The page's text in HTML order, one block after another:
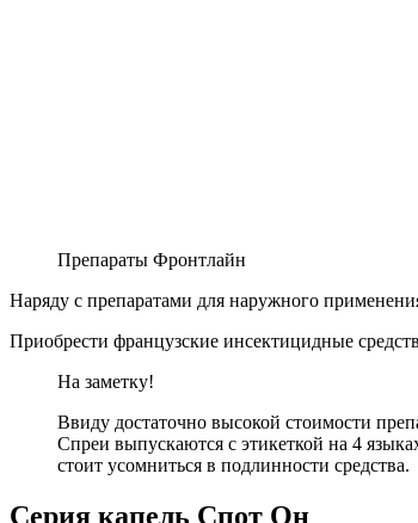
Препараты Фронтлайн
Наряду с препаратами для наружного
Приобрести французские инсектицидные
На заметку!
Ввиду достаточно высокой стоимости
Спреи выпускаются с этикеткой на 4
стоит усомниться в подлинности средства.
Серия капель Спот Он